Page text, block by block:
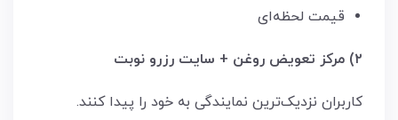
قیمت لحظه‌ای
۲) مرکز تعویض روغن + سایت رزرو نوبت
کاربران نزدیک‌ترین نمایندگی به خود را پیدا کنند.